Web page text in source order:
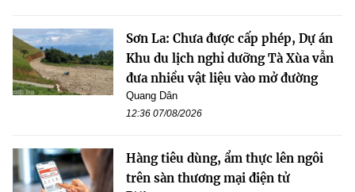
Sơn La: Chưa được cấp phép, Dự án
Khu du lịch nghỉ dưỡng Tà Xùa vẫn
đưa nhiều vật liệu vào mở đường
Quang Dân
12:36 07/08/2026
Hàng tiêu dùng, ẩm thực lên ngôi
trên sàn thương mại điện tử